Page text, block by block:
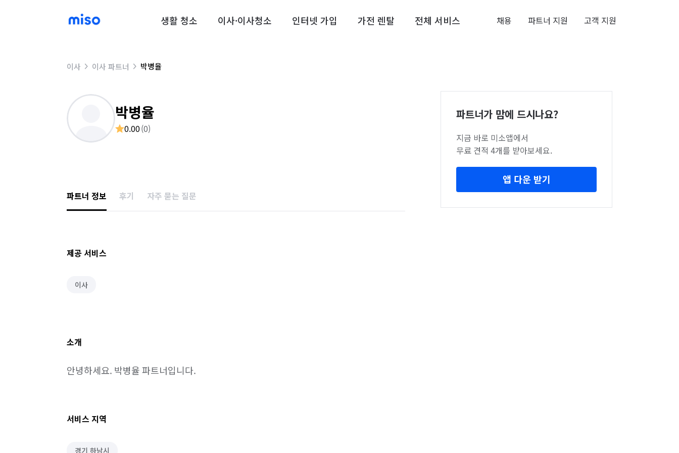
생활 청소 이사·이사청소 인터넷 가입 가전 렌탈 전체 서비스 채용 파트너 지원 고객 지원
이사 이사 파트너 박병율
박병율
0.00(0)
파트너 정보 후기 자주 묻는 질문
제공 서비스
이사
소개
안녕하세요. 박병율 파트너입니다.
서비스 지역
경기 하남시
파트너가 맘에 드시나요?
지금 바로 미소앱에서
무료 견적 4개를 받아보세요.
앱 다운 받기